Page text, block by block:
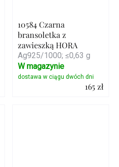
10584 Czarna
bransoletka z
zawieszką HORA
Ag925/1000; ≤0,63 g
165 zł
W magazynie